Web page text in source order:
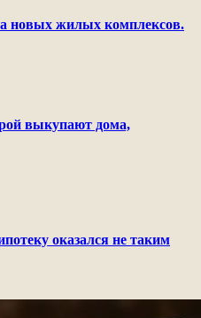
новых жилых комплексов.
выкупают дома,
оказался не таким